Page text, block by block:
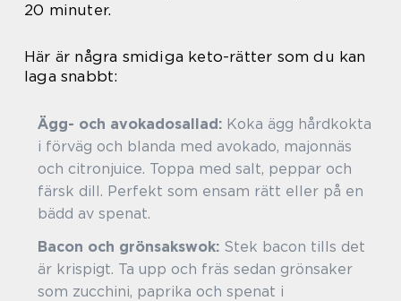
20 minuter.
Här är några smidiga keto-rätter som du kan
laga snabbt:
Ägg- och avokadosallad: Koka ägg hårdkokta
i förväg och blanda med avokado, majonnäs
och citronjuice. Toppa med salt, peppar och
färsk dill. Perfekt som ensam rätt eller på en
bädd av spenat.
Bacon och grönsakswok: Stek bacon tills det
är krispigt. Ta upp och fräs sedan grönsaker
som zucchini, paprika och spenat i